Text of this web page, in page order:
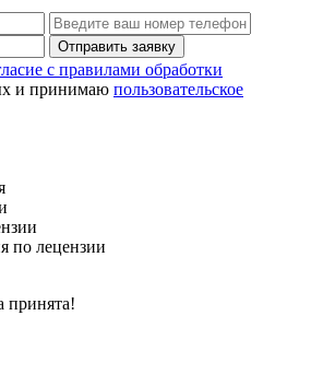
Отправить заявку
с правилами обработки
и принимаю пользовательское
по лецензии
принята!